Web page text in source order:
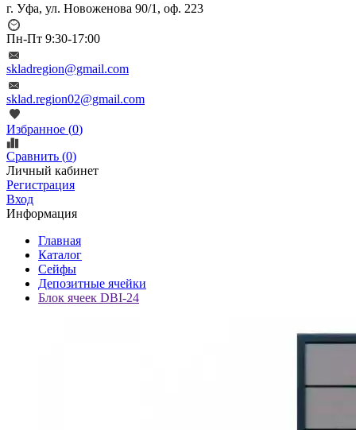
г. Уфа, ул. Новоженова 90/1, оф. 223
Пн-Пт 9:30-17:00
skladregion@gmail.com
sklad.region02@gmail.com
Избранное (0)
Сравнить (0)
Личный кабинет
Регистрация
Вход
Информация
Главная
Каталог
Сейфы
Депозитные ячейки
Блок ячеек DBI-24